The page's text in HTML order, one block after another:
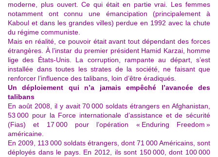
moderne, plus ouvert. Ce qui était en partie vrai. Les femmes
notamment ont connu une émancipation (principalement à
Kaboul et dans les grandes villes) perdue en 1992 avec la chute
du régime communiste.
Mais en réalité, ce pouvoir était avant tout dépendant des forces
étrangères. À l’instar du premier président Hamid Karzai, homme
lige des États-Unis. La corruption, rampante au départ, s’est
installée dans toutes les strates de la société, ne faisant que
renforcer l’influence des talibans, loin d’être éradiqués.
Un déploiement qui n’a jamais empêché l’avancée des
talibans
En août 2008, il y avait 70 000 soldats étrangers en Afghanistan,
53 000 pour la Force internationale d’assistance et de sécurité
(Fias) et 17 000 pour l’opération « Enduring Freedom »
américaine.
En 2009, 113 000 soldats étrangers, dont 71 000 Américains, sont
déployés dans le pays. En 2012, ils sont 150 000, dont 100 000